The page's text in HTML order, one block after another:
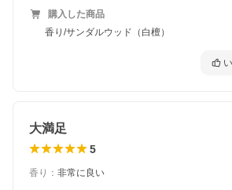
気分転換に
自宅で過ごすことが多くなったり在宅ワー
ハリがなくなりがちです。 香りで気分転換
購入した商品
香り/サンダルウッド（白檀）
大満足
5
香り ： 非常に良い